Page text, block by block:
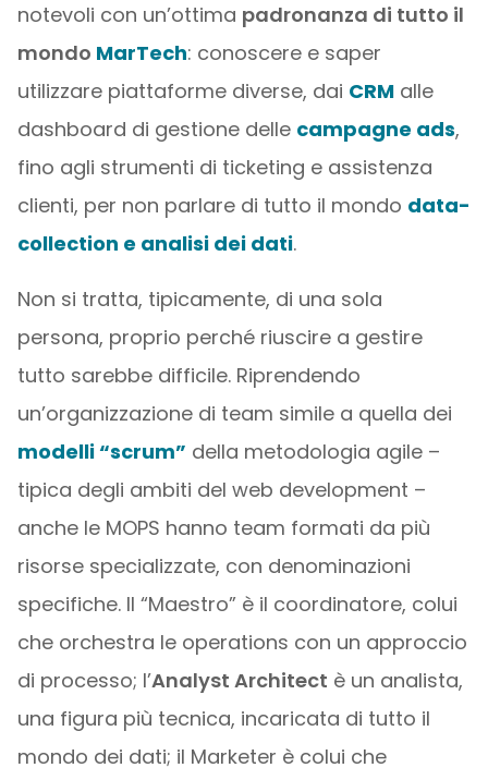
notevoli con un’ottima padronanza di tutto il
mondo MarTech: conoscere e saper
utilizzare piattaforme diverse, dai CRMalle
dashboard di gestione delle campagne ads,
fino agli strumenti di ticketing e assistenza
clienti, per non parlare di tutto il mondo data-
collection e analisi dei dati.
Non si tratta, tipicamente, di una sola
persona, proprio perché riuscire a gestire
tutto sarebbe difficile. Riprendendo
un’organizzazione di team simile a quella dei
modelli “scrum” della metodologia agile –
tipica degli ambiti del web development –
anche le MOPS hanno team formati da più
risorse specializzate, con denominazioni
specifiche. Il “Maestro” è il coordinatore, colui
che orchestra le operations con un approccio
di processo; l’Analyst Architect è un analista,
una figura più tecnica, incaricata di tutto il
mondo dei dati; il Marketer è colui che